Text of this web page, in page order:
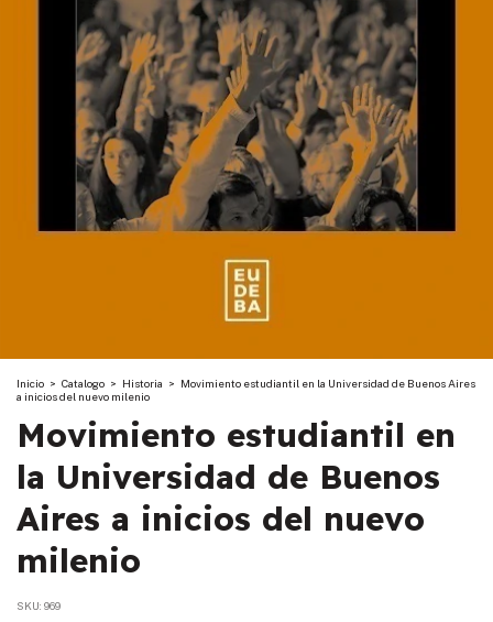
Inicio > Catalogo > Historia > Movimiento estudiantil en la Universidad de Buenos Aires
a inicios del nuevo milenio
Movimiento estudiantil en
la Universidad de Buenos
Aires a inicios del nuevo
milenio
SKU: 969